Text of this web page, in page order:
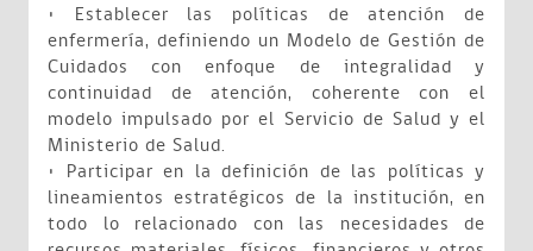
• Establecer las políticas de atención de
enfermería, definiendo un Modelo de Gestión de
Cuidados con enfoque de integralidad y
continuidad de atención, coherente con el
modelo impulsado por el Servicio de Salud y el
Ministerio de Salud.
• Participar en la definición de las políticas y
lineamientos estratégicos de la institución, en
todo lo relacionado con las necesidades de